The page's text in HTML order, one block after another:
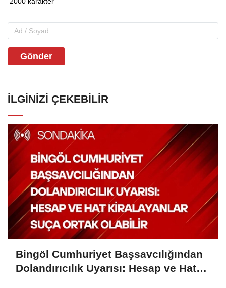
Gönder
İLGINIZI ÇEKEBILIR
Bingöl Cumhuriyet Başsavcılığından
Dolandırıcılık Uyarısı: Hesap ve Hat